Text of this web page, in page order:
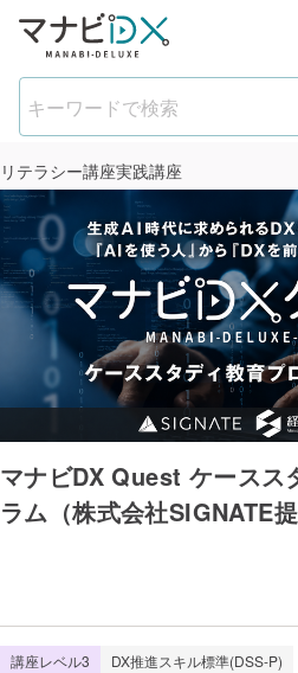
リテラシー講座実践講座
マナビDX Quest ケースス
ラム（株式会社SIGNATE提
講座レベル3 DX推進スキル標準(DSS-P)